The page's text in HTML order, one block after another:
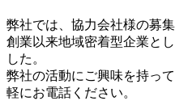
弊社では、協力会社様の募
創業以来地域密着型企業と
した。
弊社の活動にご興味を持っ
軽にお電話ください。